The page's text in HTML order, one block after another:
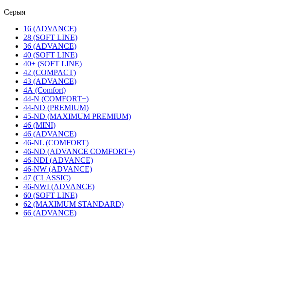
Серыя
16 (ADVANCE)
28 (SOFT LINE)
36 (ADVANCE)
40 (SOFT LINE)
40+ (SOFT LINE)
42 (COMPACT)
43 (ADVANCE)
4А (Comfort)
44-N (COMFORT+)
44-ND (PREMIUM)
45-ND (MAXIMUM PREMIUM)
46 (MINI)
46 (ADVANCE)
46-NL (COMFORT)
46-ND (ADVANCE COMFORT+)
46-NDI (ADVANCE)
46-NW (ADVANCE)
47 (CLASSIC)
46-NWI (ADVANCE)
60 (SOFT LINE)
62 (MAXIMUM STANDARD)
66 (ADVANCE)